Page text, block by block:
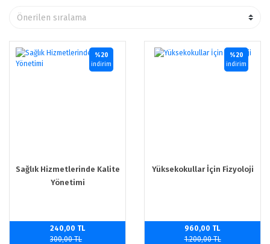
Sağlık Hizmetlerinde Kalite
Yönetimi
%20
indirim
240,00 TL
300,00 TL
Yüksekokullar İçin Fizyoloji
%20
indirim
960,00 TL
1.200,00 TL